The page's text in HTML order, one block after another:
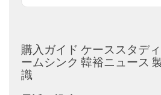
購入ガイド ケーススタディ
ームシンク 韓裕ニュース
識